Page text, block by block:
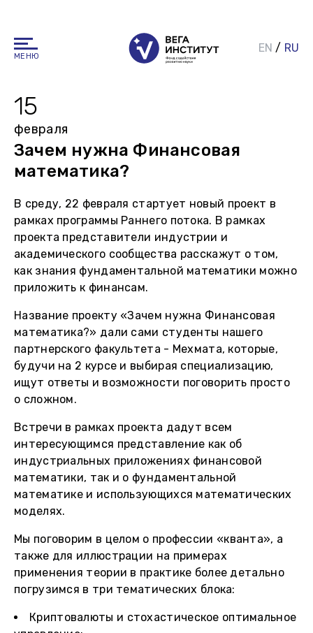
МЕНЮ
EN / RU
15
февраля
Зачем нужна Финансовая
математика?
В среду, 22 февраля стартует новый проект в
рамках программы Раннего потока. В рамках
проекта представители индустрии и
академического сообщества расскажут о том,
как знания фундаментальной математики можно
приложить к финансам.
Название проекту «Зачем нужна Финансовая
математика?» дали сами студенты нашего
партнерского факультета - Мехмата, которые,
будучи на 2 курсе и выбирая специализацию,
ищут ответы и возможности поговорить просто
о сложном.
Встречи в рамках проекта дадут всем
интересующимся представление как об
индустриальных приложениях финансовой
математики, так и о фундаментальной
математике и использующихся математических
моделях.
Мы поговорим в целом о профессии «кванта», а
также для иллюстрации на примерах
применения теории в практике более детально
погрузимся в три тематических блока:
Криптовалюты и стохастическое оптимальное